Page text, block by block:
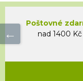
Poštovné
nad 1400 Kč